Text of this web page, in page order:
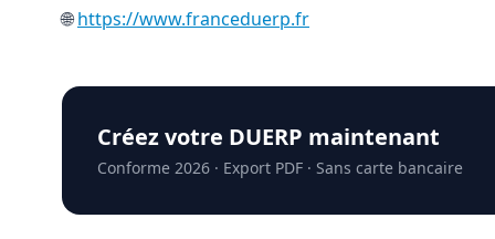
🌐https://www.franceduerp.fr
Créez votre DUERP maintenant
Conforme 2026 · Export PDF · Sans carte bancaire